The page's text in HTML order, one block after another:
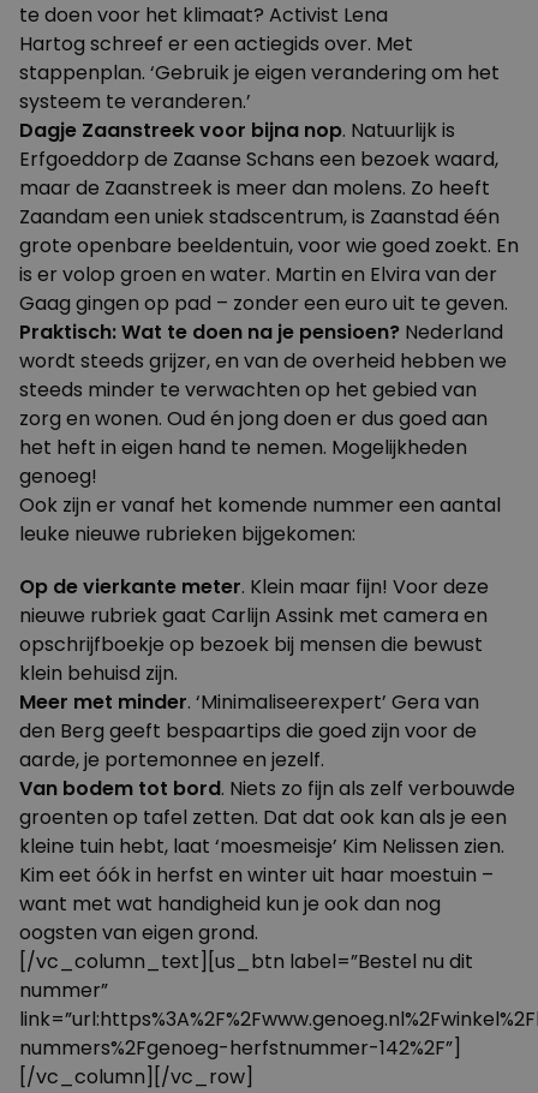
te doen voor het klimaat? Activist Lena
Hartog schreef er een actiegids over. Met
stappenplan. ‘Gebruik je eigen verandering om het
systeem te veranderen.’
Dagje Zaanstreek voor bijna nop. Natuurlijk is
Erfgoeddorp de Zaanse Schans een bezoek waard,
maar de Zaanstreek is meer dan molens. Zo heeft
Zaandam een uniek stadscentrum, is Zaanstad één
grote openbare beeldentuin, voor wie goed zoekt. En
is er volop groen en water. Martin en Elvira van der
Gaag gingen op pad – zonder een euro uit te geven.
Praktisch: Wat te doen na je pensioen? Nederland
wordt steeds grijzer, en van de overheid hebben we
steeds minder te verwachten op het gebied van
zorg en wonen. Oud én jong doen er dus goed aan
het heft in eigen hand te nemen. Mogelijkheden
genoeg!
Ook zijn er vanaf het komende nummer een aantal
leuke nieuwe rubrieken bijgekomen:
Op de vierkante meter. Klein maar fijn! Voor deze
nieuwe rubriek gaat Carlijn Assink met camera en
opschrijfboekje op bezoek bij mensen die bewust
klein behuisd zijn.
Meer met minder. ‘Minimaliseerexpert’ Gera van
den Berg geeft bespaartips die goed zijn voor de
aarde, je portemonnee en jezelf.
Van bodem tot bord. Niets zo fijn als zelf verbouwde
groenten op tafel zetten. Dat dat ook kan als je een
kleine tuin hebt, laat ‘moesmeisje’ Kim Nelissen zien.
Kim eet óók in herfst en winter uit haar moestuin –
want met wat handigheid kun je ook dan nog
oogsten van eigen grond.
[/vc_column_text][us_btn label=”Bestel nu dit
nummer”
nummers%2Fgenoeg-herfstnummer-142%2F”]
[/vc_column][/vc_row]